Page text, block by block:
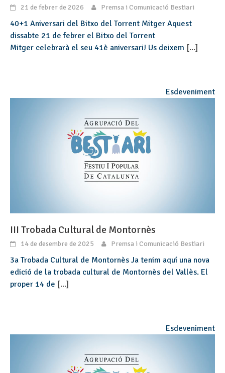
21 de febrer de 2026 Premsa i Comunicació Bestiari
40+1 Aniversari del Bitxo del Torrent Mitger Aquest
dissabte 21 de febrer el Bitxo del Torrent
Mitger celebrarà el seu 41è aniversari! Us deixem [...]
Esdeveniment
III Trobada Cultural de Montornès
14 de desembre de 2025 Premsa i Comunicació Bestiari
3a Trobada Cultural de Montornès Ja tenim aquí una nova
edició de la trobada cultural de Montornès del Vallès. El
proper 14 de [...]
Esdeveniment